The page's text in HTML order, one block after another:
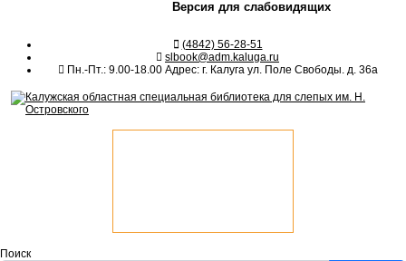
Версия для слабовидящих
(4842) 56-28-51
slbook@adm.kaluga.ru
Пн.-Пт.: 9.00-18.00 Адрес: г. Калуга ул. Поле Свободы. д. 36а
Поиск